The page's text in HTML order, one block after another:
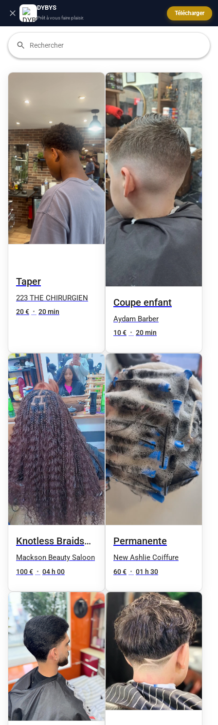
DYBYS
Prêt à vous faire plaisir.
Télécharger
Taper
223 THE CHIRURGIEN
20 € • 20 min
Coupe enfant
Aydam Barber
10 € • 20 min
Knotless Braids
(tresses sans
nœuds)
Mackson Beauty Saloon
100 € • 04 h 00
Permanente
New Ashlie Coiffure
60 € • 01 h 30